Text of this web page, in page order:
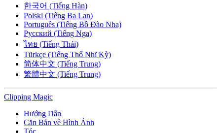
한국어 (Tiếng Hàn)
Polski (Tiếng Ba Lan)
Português (Tiếng Bồ Đào Nha)
Русский (Tiếng Nga)
ไทย (Tiếng Thái)
Türkçe (Tiếng Thổ Nhĩ Kỳ)
简体中文 (Tiếng Trung)
繁體中文 (Tiếng Trung)
Clipping Magic
Hướng Dẫn
Căn Bản về Hình Ảnh
Tóc